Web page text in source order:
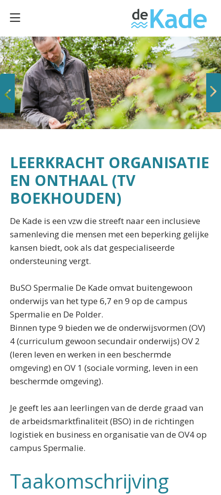
Vorige
Volgende
LEERKRACHT ORGANISATIE
EN ONTHAAL (TV
BOEKHOUDEN)
De Kade is een vzw die streeft naar een inclusieve
samenleving die mensen met een beperking gelijke
kansen biedt, ook als dat gespecialiseerde
ondersteuning vergt.
BuSO Spermalie De Kade omvat buitengewoon
onderwijs van het type 6,7 en 9 op de campus
Spermalie en De Polder.
Binnen type 9 bieden we de onderwijsvormen (OV)
4 (curriculum gewoon secundair onderwijs) OV 2
(leren leven en werken in een beschermde
omgeving) en OV 1 (sociale vorming, leven in een
beschermde omgeving).
Je geeft les aan leerlingen van de derde graad van
de arbeidsmarktfinaliteit (BSO) in de richtingen
logistiek en business en organisatie van de OV4 op
campus Spermalie.
Taakomschrijving